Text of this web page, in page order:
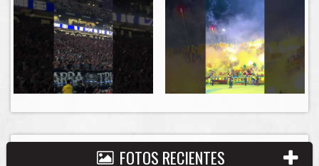
FOTOS RECIENTES